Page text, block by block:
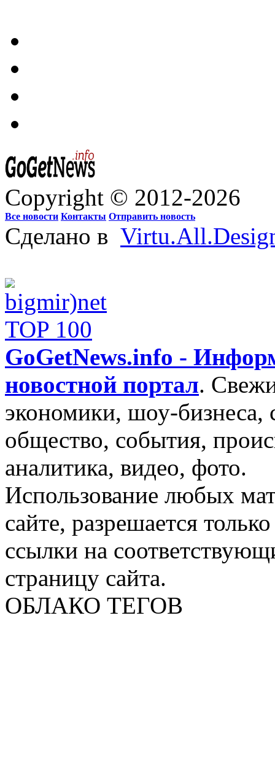
Copyright © 2012-2026
Все новости Контакты Отправить новость
Сделано в
GoGetNews.info -
новостной портал.
экономики, шоу-бизнеса,
общество, события,
аналитика, видео, фото.
Использование любых
сайте, разрешается
ссылки на
страницу сайта.
ОБЛАКО ТЕГОВ